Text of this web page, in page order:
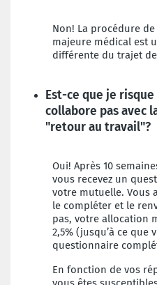
Non! La procédure
majeure médical est
différente du trajet
Est-ce que je
collabore pas avec
"retour au travail"?
Oui! Après 10
vous recevez un
votre mutuelle. Vous
le compléter et le
pas, votre allocation
2,5% (jusqu’à ce que
questionnaire
En fonction de vos